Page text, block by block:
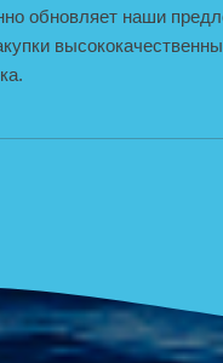
обновляет наши